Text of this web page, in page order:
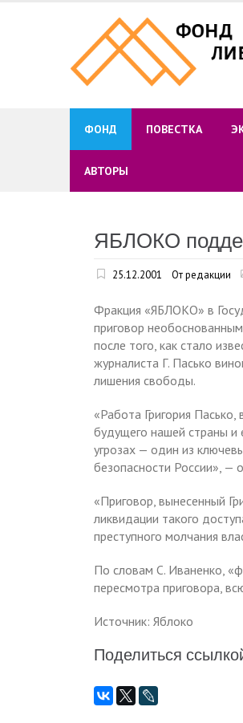
ФОНД ПОВЕСТКА
АВТОРЫ
ЯБЛОКО
25.12.2001 От редакции
Фракция «ЯБЛОКО» в
приговор
после того, как стало
журналиста Г. Пасько
лишения свободы.
«Работа Григория
будущего нашей страны и
угрозах — один из
безопасности России», —
«Приговор, вынесенный
ликвидации такого
преступного молчания
По словам С. Иваненко,
пересмотра приговора,
Источник: Яблоко
Поделиться